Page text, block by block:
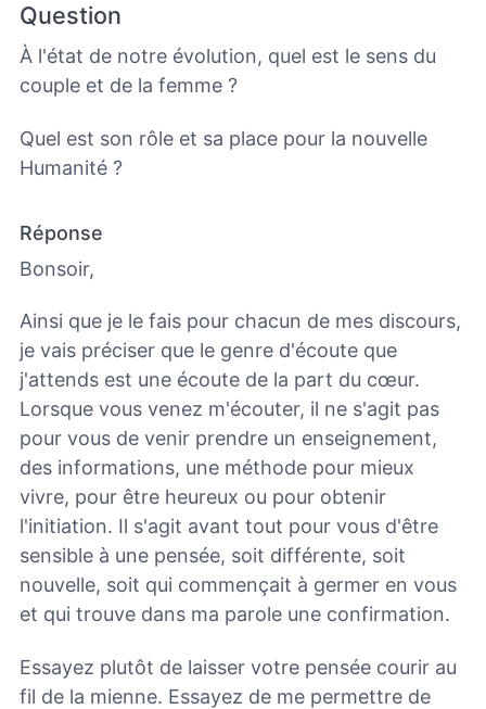
Question
À l'état de notre évolution, quel est le sens du
couple et de la femme ?
Quel est son rôle et sa place pour la nouvelle
Humanité ?
Réponse
Bonsoir,
Ainsi que je le fais pour chacun de mes discours,
je vais préciser que le genre d'écoute que
j'attends est une écoute de la part du cœur.
Lorsque vous venez m'écouter, il ne s'agit pas
pour vous de venir prendre un enseignement,
des informations, une méthode pour mieux
vivre, pour être heureux ou pour obtenir
l'initiation. Il s'agit avant tout pour vous d'être
sensible à une pensée, soit différente, soit
nouvelle, soit qui commençait à germer en vous
et qui trouve dans ma parole une confirmation.
Essayez plutôt de laisser votre pensée courir au
fil de la mienne. Essayez de me permettre de